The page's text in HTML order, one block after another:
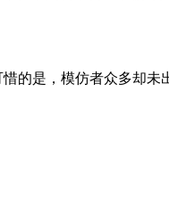
的是，模仿者众多却